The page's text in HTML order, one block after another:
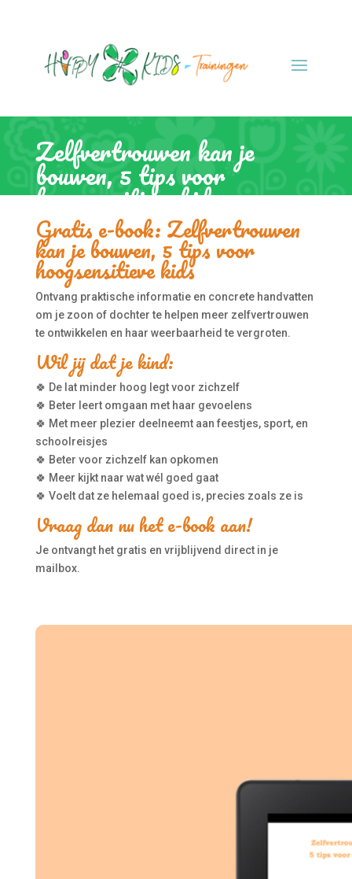
Zelfvertrouwen kan je
bouwen, 5 tips voor
hoogsensitieve kids
Gratis e-book: Zelfvertrouwen
kan je bouwen, 5 tips voor
hoogsensitieve kids
Ontvang praktische informatie en concrete handvatten
om je zoon of dochter te helpen meer zelfvertrouwen
te ontwikkelen en haar weerbaarheid te vergroten.
Wil jij dat je kind:
🍀 De lat minder hoog legt voor zichzelf
🍀 Beter leert omgaan met haar gevoelens
🍀 Met meer plezier deelneemt aan feestjes, sport, en
schoolreisjes
🍀 Beter voor zichzelf kan opkomen
🍀 Meer kijkt naar wat wél goed gaat
🍀 Voelt dat ze helemaal goed is, precies zoals ze is
Vraag dan nu het e-book aan!
Je ontvangt het gratis en vrijblijvend direct in je
mailbox.